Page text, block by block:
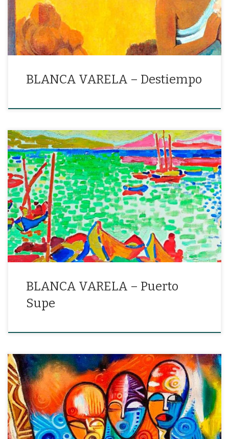
BLANCA VARELA – Destiempo
«Amo la costa, ese espejo muerto en donde el aire gira como
loco»
BLANCA VARELA – Puerto
Supe
«En este plato vacío, devorando mis ojos y los tuyos»